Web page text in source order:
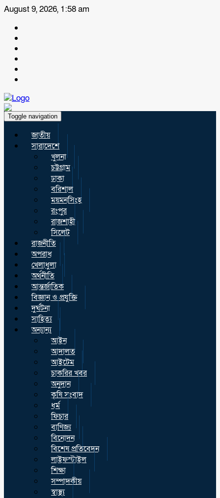
August 9, 2026, 1:58 am
Toggle navigation
জাতীয়
সারাদেশে
খুলনা
চট্টগ্রাম
ঢাকা
বরিশাল
ময়মনসিংহ
রংপুর
রাজশাহী
সিলেট
রাজনীতি
অপরাধ
খেলাধুলা
অর্থনীতি
আন্তর্জাতিক
বিজ্ঞান ও প্রযুক্তি
দুর্ঘটনা
সাহিত্য
অন্যান্য
আইন
আদালত
আইটেম
চাকরির খবর
অনুদান
কৃষি সংবাদ
ধর্ম
ফিচার
বাণিজ্য
বিনোদন
বিশেষ প্রতিবেদন
লাইফস্টাইল
শিক্ষা
সম্পাদকীয়
স্বাস্থ্য